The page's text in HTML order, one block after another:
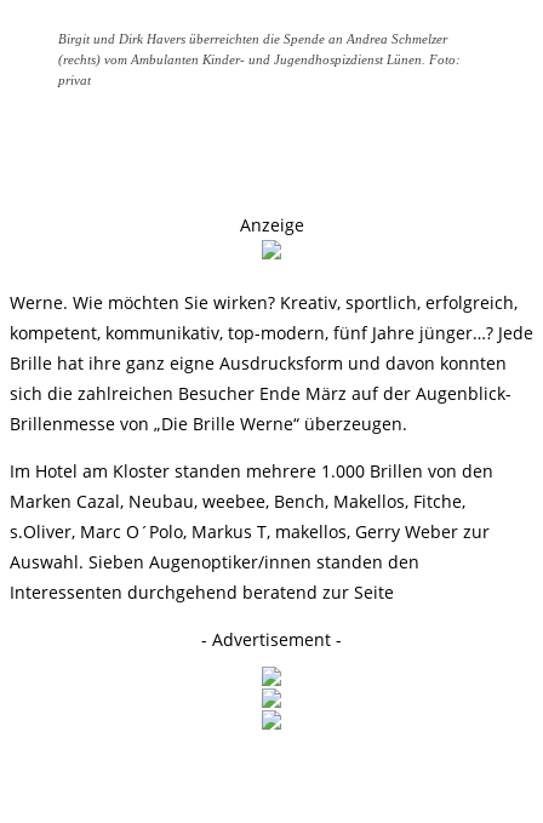
Birgit und Dirk Havers überreichten die Spende an Andrea Schmelzer
(rechts) vom Ambulanten Kinder- und Jugendhospizdienst Lünen. Foto:
privat
Anzeige
Werne. Wie möchten Sie wirken? Kreativ, sportlich, erfolgreich,
kompetent, kommunikativ, top-modern, fünf Jahre jünger…? Jede
Brille hat ihre ganz eigne Ausdrucksform und davon konnten
sich die zahlreichen Besucher Ende März auf der Augenblick-
Brillenmesse von „Die Brille Werne“ überzeugen.
Im Hotel am Kloster standen mehrere 1.000 Brillen von den
Marken Cazal, Neubau, weebee, Bench, Makellos, Fitche,
s.Oliver, Marc O´Polo, Markus T, makellos, Gerry Weber zur
Auswahl. Sieben Augenoptiker/innen standen den
Interessenten durchgehend beratend zur Seite
- Advertisement -